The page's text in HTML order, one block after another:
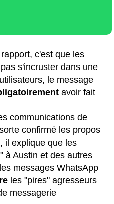
c'est que les
s'incruster dans une
le message
avoir fait
communications de
confirmé les propos
il explique que les
à Austin et des autres
les messages WhatsApp
les "pires" agresseurs
messagerie